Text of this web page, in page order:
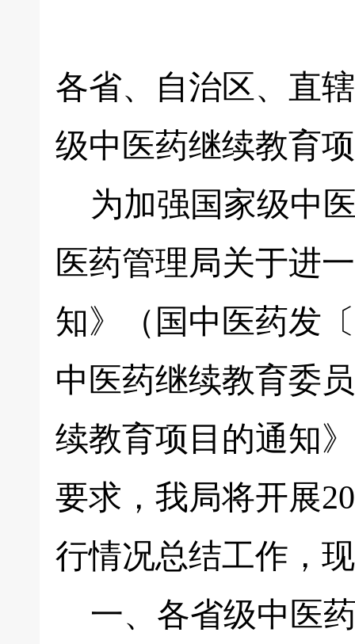
各省、自治区、直
级中医药继续教育
为加强国家级中
医药管理局关于进
知》（国中医药发
中医药继续教育委
续教育项目的通知
要求，我局将开展
行情况总结工作，
一、各省级中医